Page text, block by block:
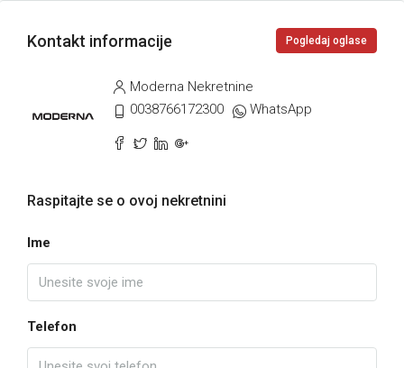
Kontakt informacije Pogledaj oglase
Moderna Nekretnine
0038766172300
WhatsApp
Raspitajte se o ovoj nekretnini
Ime
Telefon